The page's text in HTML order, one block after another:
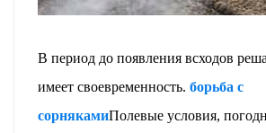
В период до появления всходов
имеет своевременность.борьба с
сорнякамиПолевые условия,